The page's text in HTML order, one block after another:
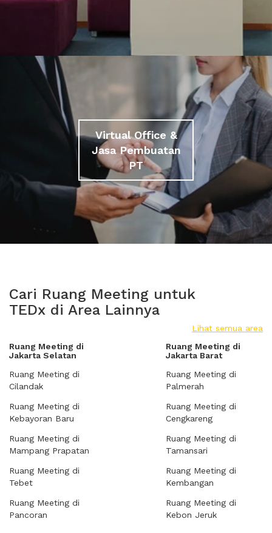
Virtual Office &
Jasa Pembuatan
PT
Cari Ruang Meeting untuk
TEDx di Area Lainnya
Lihat semua area
Ruang Meeting di
Jakarta Selatan
Ruang Meeting di
Cilandak
Ruang Meeting di
Kebayoran Baru
Ruang Meeting di
Mampang Prapatan
Ruang Meeting di
Tebet
Ruang Meeting di
Pancoran
Ruang Meeting di
Jakarta Barat
Ruang Meeting di
Palmerah
Ruang Meeting di
Cengkareng
Ruang Meeting di
Tamansari
Ruang Meeting di
Kembangan
Ruang Meeting di
Kebon Jeruk